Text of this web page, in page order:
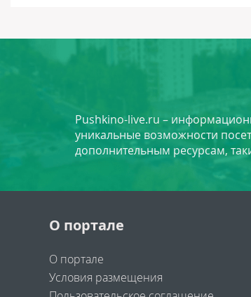
Pushkino-live.ru –
уникальные возможности
дополнительным ресурсам,
О портале
О портале
Условия размещения